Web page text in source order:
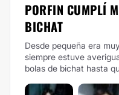
PORFIN CUMPLÍ
BICHAT
Desde pequeña era
siempre estuve
bolas de bichat hasta